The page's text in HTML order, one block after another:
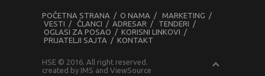
POČETNA STRANA / O NAMA / MARKETING /
VESTI / ČLANCI / ADRESAR / TENDERI /
OGLASI ZA POSAO / KORISNI LINKOVI /
PRIJATELJI SAJTA / KONTAKT
HSE © 2016. All right reserved.
created by IMS and ViewSource